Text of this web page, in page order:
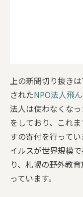
上の新聞切り抜き
されたNPO法人飛
法人は使わなくな
をしており、これ
すの寄付を行って
イルスが世界規模
り、札幌の野外教
っています。